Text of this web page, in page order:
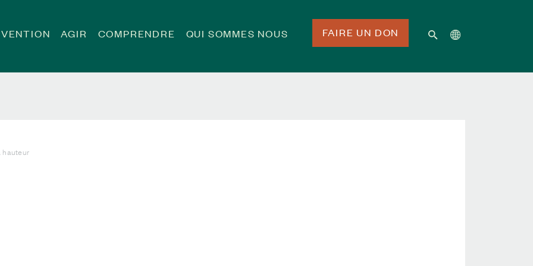
AGIR COMPRENDRE QUI SOMMES NOUS FAIRE UN DON
hauteur